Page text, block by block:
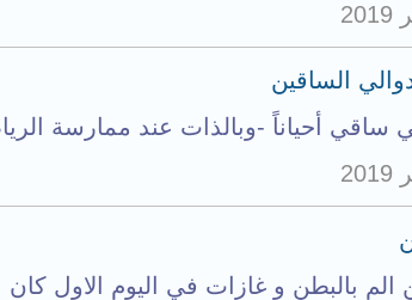
الساقين
ساقي أحياناً -وبالذات عند ممارسة
الم بالبطن و غازات في اليوم الاول كان